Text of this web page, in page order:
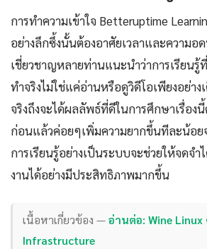
การทำความเข้าใจ Betteruptime
อย่างลึกซึ้งนั้นต้องอาศัยเวลาและความอ
เชี่ยวชาญหลายท่านแนะนำว่าการเรียน
ทำจริงไม่ใช่แค่อ่านหรือดูวิดีโอเพียงอย่า
จริงถึงจะได้ผลลัพธ์ที่ดีในการศึกษาเรื่อง
ก่อนแล้วค่อยๆเพิ่มความยากขึ้นทีละน้อย
การเรียนรู้อย่างเป็นระบบจะช่วยให้จดจ
งานได้อย่างมีประสิทธิภาพมากขึ้น
เนื้อหาเกี่ยวข้อง —อ่านต่อ: Wine
Infrastructure